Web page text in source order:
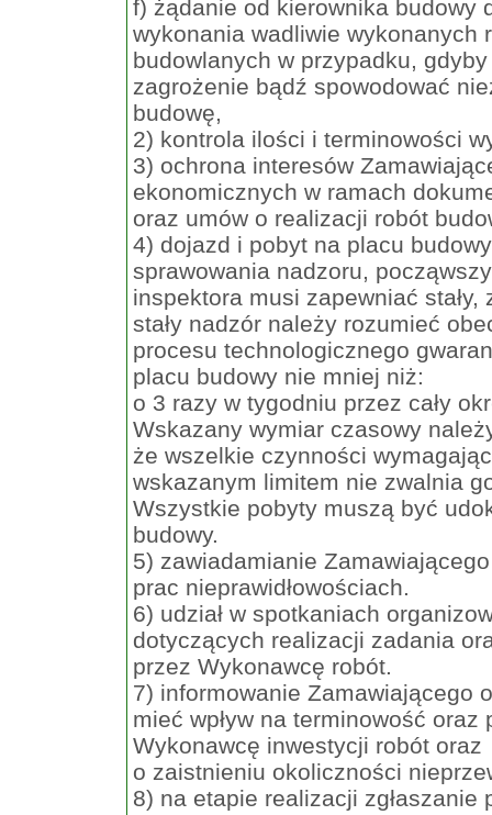
f) żądanie od kierownika budowy
wykonania wadliwie wykonanych
budowlanych w przypadku,
zagrożenie bądź spowodować
budowę,
2) kontrola ilości i terminowości
3) ochrona interesów
ekonomicznych w ramach
oraz umów o realizacji robót
4) dojazd i pobyt na placu
sprawowania nadzoru,
inspektora musi zapewniać
stały nadzór należy rozumieć
procesu technologicznego
placu budowy nie mniej niż:
o 3 razy w tygodniu przez cały
Wskazany wymiar czasowy
że wszelkie czynności
wskazanym limitem nie zwalnia
Wszystkie pobyty muszą być
budowy.
5) zawiadamianie
prac nieprawidłowościach.
6) udział w spotkaniach
dotyczących realizacji zadania
przez Wykonawcę robót.
7) informowanie Zamawiającego
mieć wpływ na terminowość
Wykonawcę inwestycji robót oraz
o zaistnieniu okoliczności
8) na etapie realizacji